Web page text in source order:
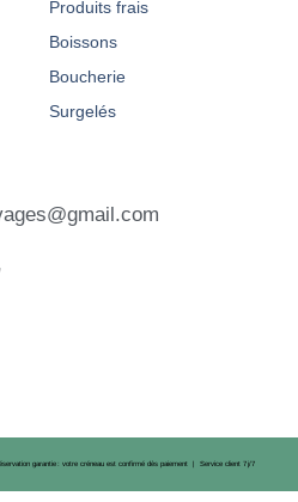
Produits frais
Boissons
Boucherie
Surgelés
garantie : votre créneau est confirmé dès paiement | Service client 7 j/7